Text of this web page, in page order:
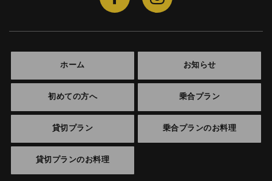
ホーム お知らせ
初めての方へ 乗合プラン
貸切プラン 乗合プランのお料理
貸切プランのお料理